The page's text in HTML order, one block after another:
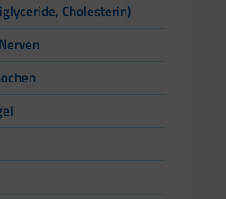
Cholesterin)